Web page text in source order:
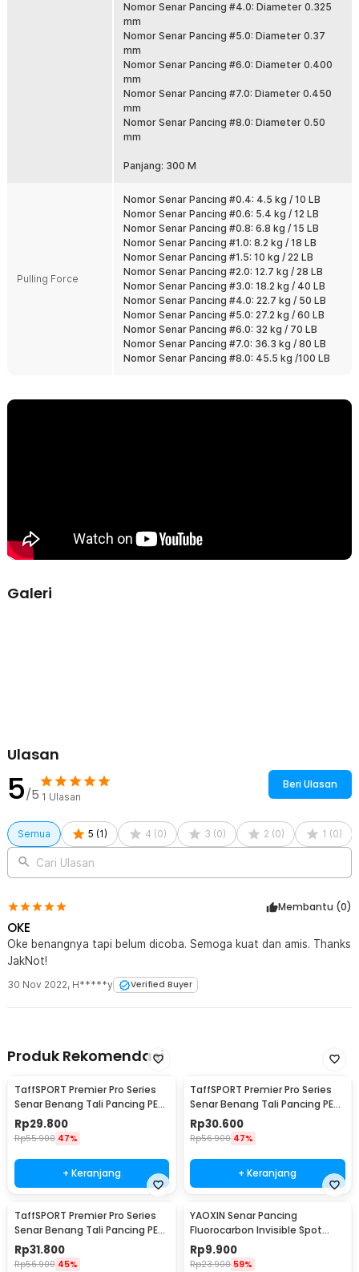
Dengan panjang 300 M, senar cukup untuk pengisian spool reel
ukuran kecil hingga menengah. Bisa digunakan untuk beberapa
setup sekaligus. Lebih hemat dibanding membeli spool kecil
Diameter Presisi dan Casting Jauh
Diameter senar dibuat presisi agar lebih licin saat keluar dari spool.
Membantu lemparan lebih jauh dan akurat saat casting. Sangat
cocok untuk teknik mancing aktif.
sensitif terhadap getaran kecil. Gigitan ikan lebih cepat terasa di
Tahan Abrasi dan Air Asin
Dirancang untuk menghadapi air tawar maupun air asin. Tetap
tangguh digunakan pada spot dengan batu, kayu, atau karang.
Cocok untuk pemancing harian maupun trip laut.
Banyak Pilihan Ukuran PE
Tersedia dari ukuran thick line kecil hingga besar sesuai target ikan.
Bisa dipilih untuk ikan kecil, predator air tawar, hingga ikan laut
besar. Tinggal sesuaikan dengan reel dan teknik memancing Anda.
Kelengkapan Produk
1 x TaffSPORT Senar Pancing PE 4 Braided Strand Fishing Line
Nomor Senar Pancing #4.0: Diameter 0.325
mm
Nomor Senar Pancing #5.0: Diameter 0.37
mm
Nomor Senar Pancing #6.0: Diameter 0.400
mm
Nomor Senar Pancing #7.0: Diameter 0.450
mm
Nomor Senar Pancing #8.0: Diameter 0.50
mm
Panjang: 300 M
Pulling Force
Nomor Senar Pancing #0.4: 4.5 kg / 10 LB
Nomor Senar Pancing #0.6: 5.4 kg / 12 LB
Nomor Senar Pancing #0.8: 6.8 kg / 15 LB
Nomor Senar Pancing #1.0: 8.2 kg / 18 LB
Nomor Senar Pancing #1.5: 10 kg / 22 LB
Nomor Senar Pancing #2.0: 12.7 kg / 28 LB
Nomor Senar Pancing #3.0: 18.2 kg / 40 LB
Nomor Senar Pancing #4.0: 22.7 kg / 50 LB
Nomor Senar Pancing #5.0: 27.2 kg / 60 LB
Nomor Senar Pancing #6.0: 32 kg / 70 LB
Nomor Senar Pancing #7.0: 36.3 kg / 80 LB
Nomor Senar Pancing #8.0: 45.5 kg /100 LB
Galeri
Ulasan
5/5 1 Ulasan
Beri Ulasan
Semua 5 (1 ) 4 (0) 3 (0) 2 (0) 1 (0)
Cari Ulasan
Membantu (0)
OKE
Oke benangnya tapi belum dicoba. Semoga kuat dan amis. Thanks
JakNot!
30 Nov 2022, H*****y Verified Buyer
Produk Rekomendasi
TaffSPORT Premier Pro Series
Senar Benang Tali Pancing PE
Braided 300M 0.33mm
Rp29.800
Rp55.900 47%
+ Keranjang
TaffSPORT Premier Pro Series
Senar Benang Tali Pancing PE
Braided 300M 0.23mm
Rp30.600
Rp56.900 47%
+ Keranjang
TaffSPORT Premier Pro Series
Senar Benang Tali Pancing PE
Braided 300M 0.14mm
Rp31.800
Rp56.900 45%
YAOXIN Senar Pancing
Fluorocarbon Invisible Spot
Fishing Line 100M 4.0 - OY0068
Rp9.900
Rp23.900 59%